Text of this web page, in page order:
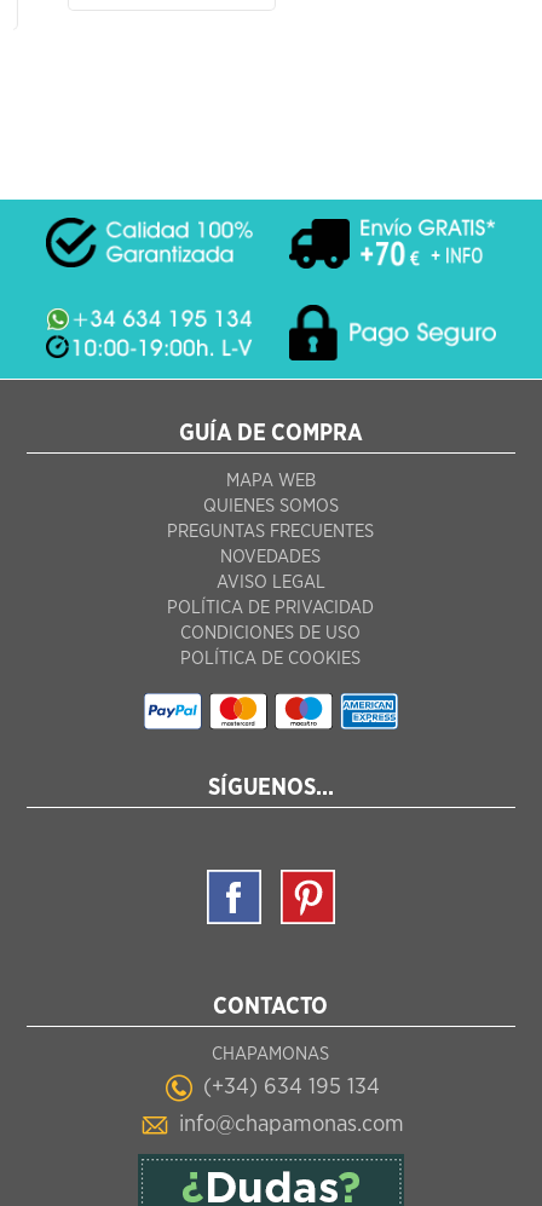
GUÍA DE COMPRA
MAPA WEB
QUIENES SOMOS
PREGUNTAS FRECUENTES
NOVEDADES
AVISO LEGAL
POLÍTICA DE PRIVACIDAD
CONDICIONES DE USO
POLÍTICA DE COOKIES
SÍGUENOS...
CONTACTO
CHAPAMONAS
(+34) 634 195 134
info@chapamonas.com